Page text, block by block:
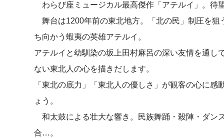
わらび座ミュージカル最高傑作「アテルイ」。待
舞台は1200年前の東北地方。「北の民」制圧を狙
ち向かう蝦夷の英雄アテルイ。
アテルイと幼馴染の坂上田村麻呂の深い友情を通し
ない東北人の心を描きだします。
「東北の底力」「東北人の優しさ」が観客の心に感
ょう。
和太鼓による壮大な響き。民族舞踊・殺陣・ダン
合…。